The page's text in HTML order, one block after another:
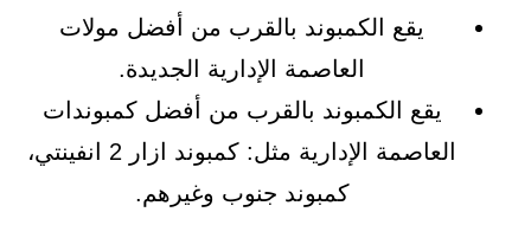
يقع الكمبوند بالقرب من أفضل مولات
العاصمة الإدارية الجديدة.
يقع الكمبوند بالقرب من أفضل كمبوندات
العاصمة الإدارية مثل: كمبوند ازار 2 انفينتي،
كمبوند جنوب وغيرهم.